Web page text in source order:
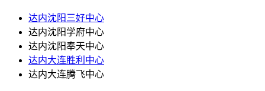
达内沈阳三好中心
达内沈阳学府中心
达内沈阳奉天中心
达内大连胜利中心
达内大连腾飞中心